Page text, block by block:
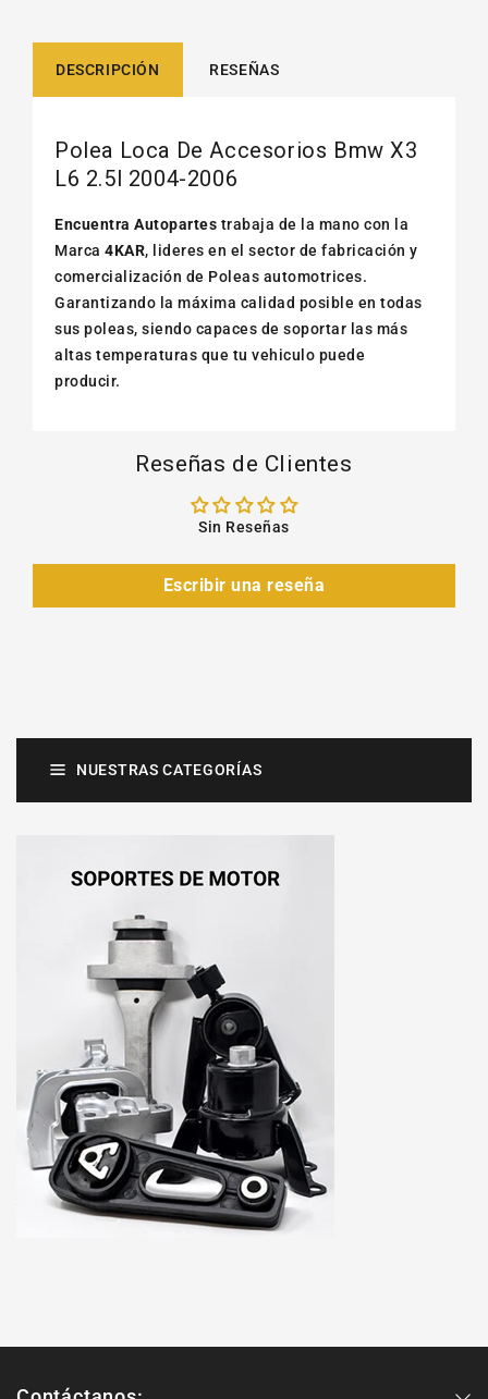
DESCRIPCIÓN RESEÑAS
Polea Loca De Accesorios Bmw X3
L6 2.5l 2004-2006
Encuentra Autopartes trabaja de la mano con la
Marca 4KAR, lideres en el sector de fabricación y
comercialización de Poleas automotrices.
Garantizando la máxima calidad posible en todas
sus poleas, siendo capaces de soportar las más
altas temperaturas que tu vehiculo puede
producir.
Reseñas de Clientes
Sin Reseñas
Escribir una reseña
NUESTRAS CATEGORÍAS